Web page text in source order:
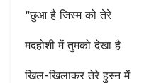
“छुआ है जिस्म को तेरे
मदहोशी में तुमको देखा है
खिल-खिलाकर तेरे हुस्न में